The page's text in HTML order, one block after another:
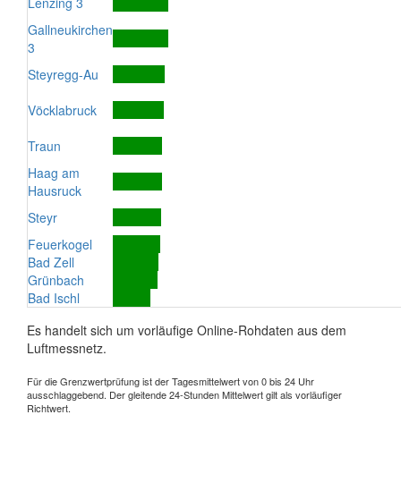
Gallneukirchen
3
Steyregg-Au
Vöcklabruck
Traun
Haag am
Hausruck
Steyr
Feuerkogel
Bad Zell
Grünbach
Bad Ischl
Es handelt sich um vorläufige Online-Rohdaten aus dem
Luftmessnetz.
Für die Grenzwertprüfung ist der Tagesmittelwert von 0 bis 24 Uhr
ausschlaggebend. Der gleitende 24-Stunden Mittelwert gilt als vorläufiger
Richtwert.